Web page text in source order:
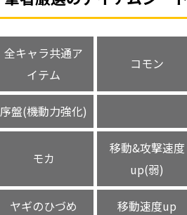
全キャラ共通ア
イテム
コモン
序盤(機動力強化)
モカ
移動&攻撃速度
up(弱)
ヤギのひづめ 移動速度up